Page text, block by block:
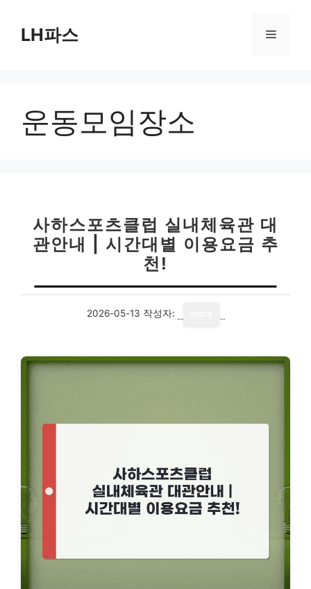
LH파스 메
운동모임장소
사하스포츠클럽 실내체육관 대
관안내 | 시간대별 이용요금 추
천!
2026-05-13 작성자: